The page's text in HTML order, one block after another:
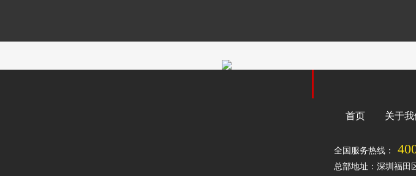
首页 关于我
全国服务热线：
总部地址：深圳福田